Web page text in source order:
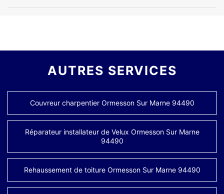
AUTRES SERVICES
Couvreur charpentier Ormesson Sur Marne 94490
Réparateur installateur de Velux Ormesson Sur Marne
94490
Rehaussement de toiture Ormesson Sur Marne 94490